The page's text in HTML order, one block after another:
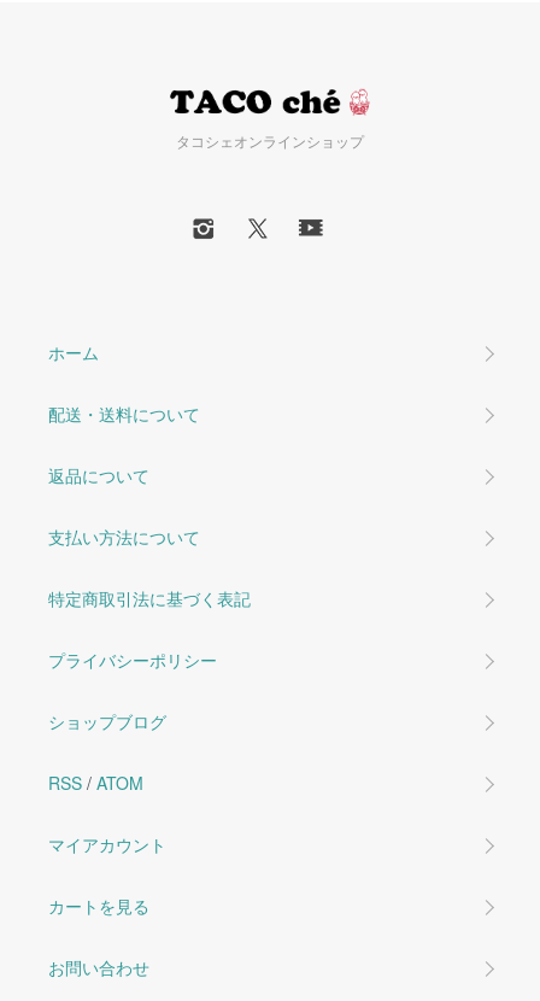
タコシェオンラインショップ
ホーム
配送・送料について
返品について
支払い方法について
特定商取引法に基づく表記
プライバシーポリシー
ショップブログ
RSS / ATOM
マイアカウント
カートを見る
お問い合わせ